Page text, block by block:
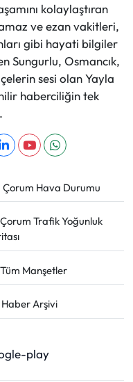
kolaylaştıran
ve ezan vakitleri,
gibi hayati bilgiler
Sungurlu, Osmancık,
sesi olan Yayla
haberciliğin tek
Çorum Hava Durumu
Çorum Trafik Yoğunluk
Tüm Manşetler
Haber Arşivi